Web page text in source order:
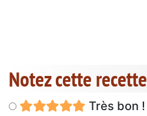
Notez cette recette
Très bon !